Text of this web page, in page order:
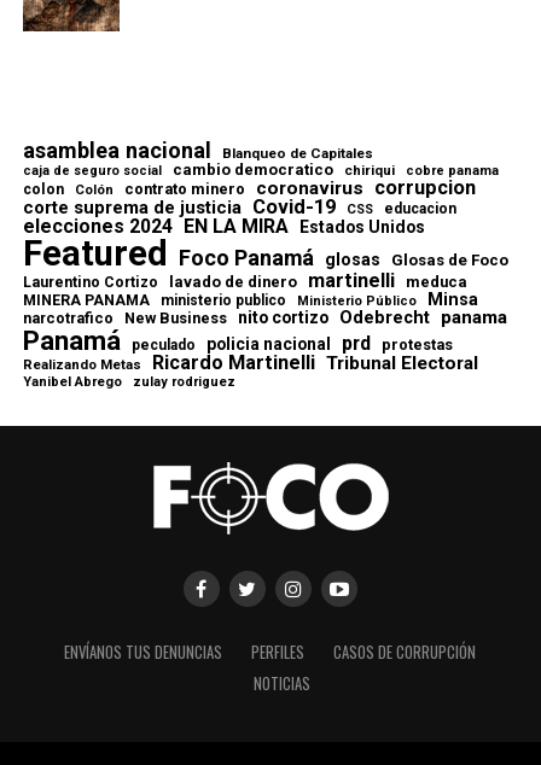
asamblea nacional Blanqueo de Capitales
caja de seguro social cambio democratico chiriqui cobre panama
colon Colón contrato minero coronavirus corrupcion
corte suprema de justicia Covid-19 CSS educacion
elecciones 2024 EN LA MIRA Estados Unidos
Featured Foco Panamá glosas Glosas de Foco
Laurentino Cortizo lavado de dinero martinelli meduca
MINERA PANAMA ministerio publico Ministerio Público Minsa
narcotrafico New Business nito cortizo Odebrecht panama
Panamá peculado policia nacional prd protestas
Realizando Metas Ricardo Martinelli Tribunal Electoral
Yanibel Abrego zulay rodriguez
ENVÍANOS TUS DENUNCIAS PERFILES
CASOS DE CORRUPCIÓN
NOTICIAS